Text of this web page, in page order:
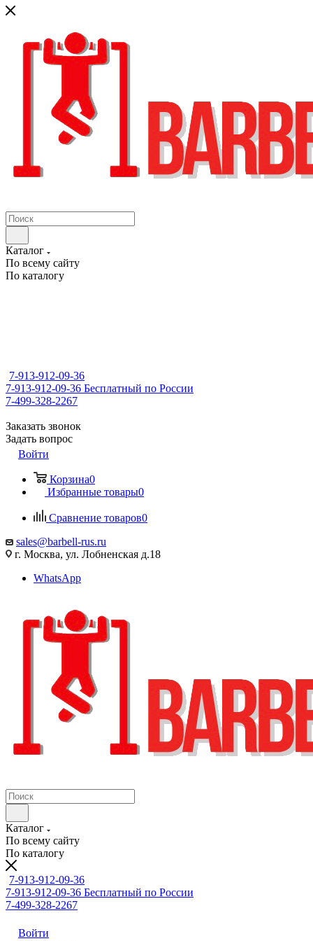
Каталог
По всему сайту
По каталогу
7-913-912-09-36
7-913-912-09-36 Бесплатный по России
7-499-328-2267
Заказать звонок
Задать вопрос
Войти
Корзина0
Избранные товары0
Сравнение товаров0
sales@barbell-rus.ru
г. Москва, ул. Лобненская д.18
WhatsApp
Каталог
По всему сайту
По каталогу
7-913-912-09-36
7-913-912-09-36 Бесплатный по России
7-499-328-2267
Войти